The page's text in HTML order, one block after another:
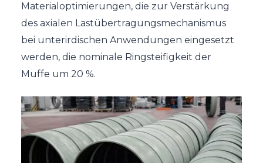
Materialoptimierungen, die zur Verstärkung
des axialen Lastübertragungsmechanismus
bei unterirdischen Anwendungen eingesetzt
werden, die nominale Ringsteifigkeit der
Muffe um 20 %.